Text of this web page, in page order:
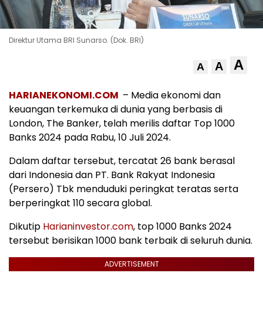
Direktur Utama BRI Sunarso. (Dok. BRI)
A A A
HARIANEKONOMI.COM – Media ekonomi dan
keuangan terkemuka di dunia yang berbasis di
London, The Banker, telah merilis daftar Top 1000
Banks 2024 pada Rabu, 10 Juli 2024.
Dalam daftar tersebut, tercatat 26 bank berasal
dari Indonesia dan PT. Bank Rakyat Indonesia
(Persero) Tbk menduduki peringkat teratas serta
berperingkat 110 secara global.
Dikutip Harianinvestor.com, top 1000 Banks 2024
tersebut berisikan 1000 bank terbaik di seluruh dunia.
ADVERTISEMENT